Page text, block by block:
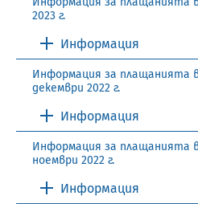
2023 г.
Информация
Информация за плащанията
декември 2022 г.
Информация
Информация за плащанията
ноември 2022 г.
Информация